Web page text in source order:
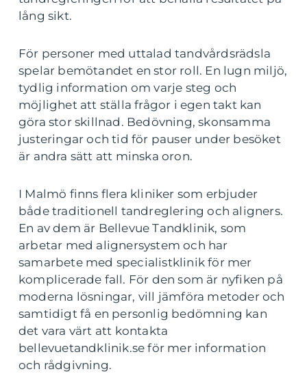
lång sikt.
För personer med uttalad tandvårdsrädsla
spelar bemötandet en stor roll. En lugn miljö,
tydlig information om varje steg och
möjlighet att ställa frågor i egen takt kan
göra stor skillnad. Bedövning, skonsamma
justeringar och tid för pauser under besöket
är andra sätt att minska oron.
I Malmö finns flera kliniker som erbjuder
både traditionell tandreglering och aligners.
En av dem är Bellevue Tandklinik, som
arbetar med alignersystem och har
samarbete med specialistklinik för mer
komplicerade fall. För den som är nyfiken på
moderna lösningar, vill jämföra metoder och
samtidigt få en personlig bedömning kan
det vara värt att kontakta
bellevuetandklinik.se för mer information
och rådgivning.